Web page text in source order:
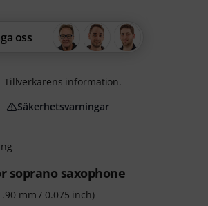
soprano saxophone
mm / 0.075 inch)
oss
Tillverkarens information.
Säkerhetsvarningar